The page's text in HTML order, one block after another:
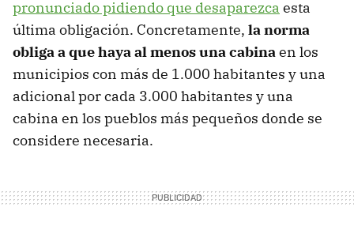
pronunciado pidiendo que desaparezca esta
última obligación. Concretamente, la norma
obliga a que haya al menos una cabinaen los
municipios con más de 1.000 habitantes y una
adicional por cada 3.000 habitantes y una
cabina en los pueblos más pequeños donde se
considere necesaria.